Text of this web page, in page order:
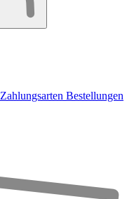
Zahlungsarten Bestellungen